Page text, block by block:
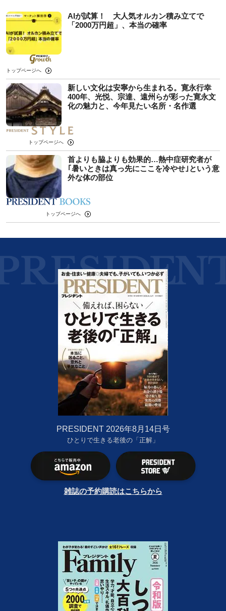
AIが試算！ 大人気オルカン積み立てで
「2000万円超」、本当の確率
トップページへ
新しい文化は安寧から生まれる。寛永行幸
400年、光悦、宗達、遠州らが彩った寛永文
化の魅力と、今年見たい名所・名作選
トップページへ
首よりも脇よりも効果的…熱中症研究者が
｢暑いときは真っ先にここを冷やせ｣という意
外な体の部位
トップページへ
PRESIDENT 2026年8月14日号
ひとりで生きる老後の「正解」
雑誌の予約購読はこちらから